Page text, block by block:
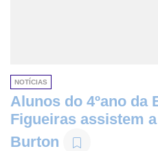
NOTÍCIAS
Alunos do 4ºano da
Figueiras assistem
Burton